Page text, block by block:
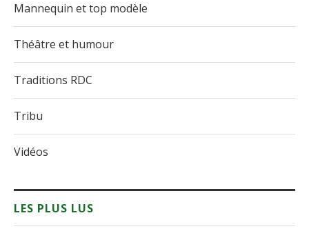
Mannequin et top modèle
Théâtre et humour
Traditions RDC
Tribu
Vidéos
LES PLUS LUS